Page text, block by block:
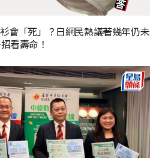
會「死」？日網民熱議著幾年仍未
看壽命！